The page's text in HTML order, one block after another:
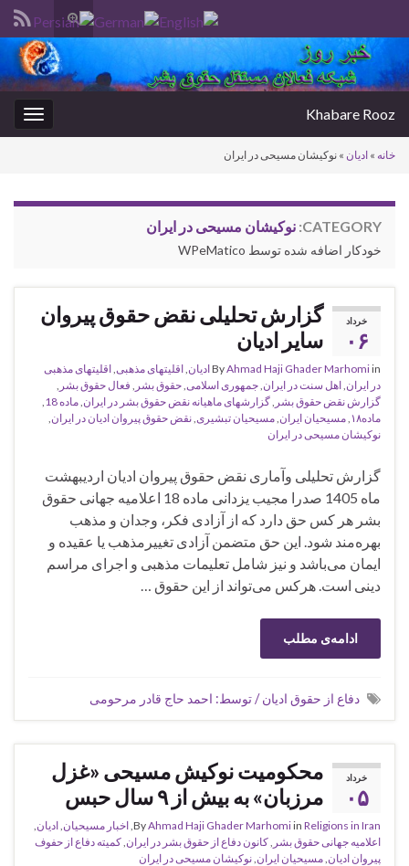
Toggle
search
form
Search for:
Khabare Rooz
خانه » ادیان » نوکیشان مسیحی در ایران
CATEGORY: نوکیشان مسیحی در ایران
خودکار اضافه شده توسط WPeMatico
خرداد
۰۶
گزارش تحلیلی نقض حقوق پیروان
سایر ادیان
ByAhmad Haji Ghader Marhomiin ادیان اقلیتهای مذهبی اقلیتهای مذهبی
در ایران اهل سنت در ایران جمهوری اسلامی حقوق بشر فعال حقوق بشر
گزارش نقض حقوق بشر گزارشهای ماهیانه نقض حقوق بشر در ایران ماده 18
ماده۱۸
مسیحیان ایران مسیحیان تبشیری نقض حقوق پیروان ادیان در ایران
نوکیشان مسیحی در ایران
گزارش تحلیلی وآماری نقض حقوق پیروان ادیان اردیبهشت
ماه 1405 صدرا مجیب ‌یزدانی ماده 18 اعلامیه جهانی حقوق
بشر هر کس حق دارد که از آزادی فکر، وجدان و مذهب
بهره‌مند شود. این حق متضمن آزادی تغییرمذهب یا عقیده و
ایمان می‌باشد و نیز شامل تعلیمات مذهبی و اجرای مراسم
دینی است. هرکس می‌تواند از این حقوق …
ادامه‌ی مطلب
دفاع از حقوق ادیان / توسط: احمد حاج قادر مرحومی
خرداد
۰۵
محکومیت نوکیش مسیحی «غزل
مرزبان» به بیش از ۹ سال حبس
ByAhmad Haji Ghader Marhomiin Religions in Iran اخبار مسیحیان ادیان
اعلامیه جهانی حقوق بشر کانون دفاع از حقوق بشر در ایران کمیته دفاع از حفوف
پیروان ادیان مسیحیان ایران نوکیشان مسیحی در ایران